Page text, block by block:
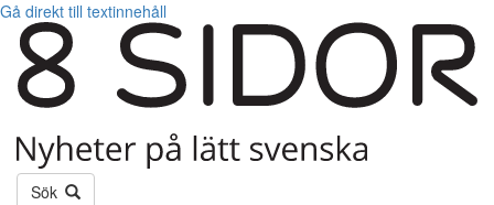
Gå direkt till textinnehåll
Sök